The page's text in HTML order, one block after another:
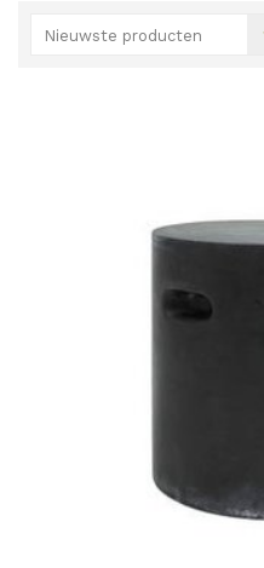
Nieuwste producten